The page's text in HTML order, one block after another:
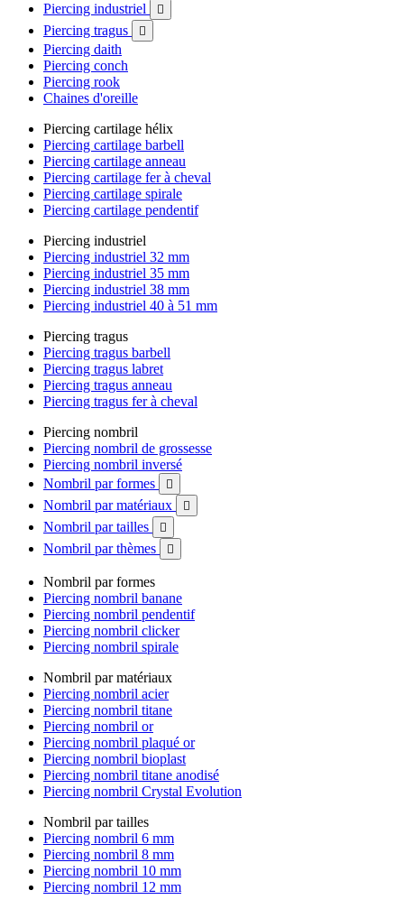
Piercing industriel 
Piercing tragus 
Piercing daith
Piercing conch
Piercing rook
Chaines d'oreille
Piercing cartilage hélix
Piercing cartilage barbell
Piercing cartilage anneau
Piercing cartilage fer à cheval
Piercing cartilage spirale
Piercing cartilage pendentif
Piercing industriel
Piercing industriel 32 mm
Piercing industriel 35 mm
Piercing industriel 38 mm
Piercing industriel 40 à 51 mm
Piercing tragus
Piercing tragus barbell
Piercing tragus labret
Piercing tragus anneau
Piercing tragus fer à cheval
Piercing nombril
Piercing nombril de grossesse
Piercing nombril inversé
Nombril par formes

Nombril par matériaux 
Nombril par tailles 
Nombril par thèmes 
Nombril par formes
Piercing nombril banane
Piercing nombril pendentif
Piercing nombril clicker
Piercing nombril spirale
Nombril par matériaux
Piercing nombril acier
Piercing nombril titane
Piercing nombril or
Piercing nombril plaqué or
Piercing nombril bioplast
Piercing nombril titane anodisé
Piercing nombril Crystal Evolution
Nombril par tailles
Piercing nombril 6 mm
Piercing nombril 8 mm
Piercing nombril 10 mm
Piercing nombril 12 mm